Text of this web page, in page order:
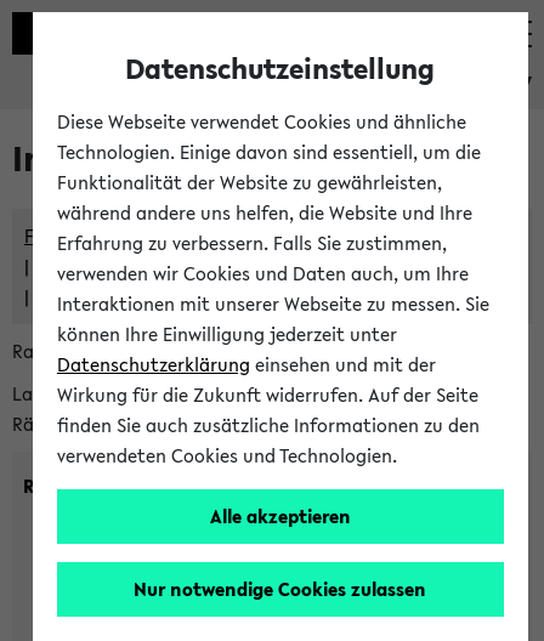
eKVV
Im eKVV verwaltete Räume
Freie Räume und Veranstaltungsüberschneidungen
Raumüberschneidungen
Hinweise der zentralen Raumvergabe
Raumanfragen:
raumvergabe@uni-bielefeld.de
Lassen Sie sich alle Räume anzeigen oder suchen Sie nach
Räumen mit bestimmten Eigenschaften:
Raumkriterien:
max. Plätze:
Datenschutzeinstellung
Diese Webseite verwendet Cookies und ähnliche
Technologien. Einige davon sind essentiell, um die
Funktionalität der Website zu gewährleisten,
während andere uns helfen, die Website und Ihre
Erfahrung zu verbessern. Falls Sie zustimmen,
verwenden wir Cookies und Daten auch, um Ihre
Interaktionen mit unserer Webseite zu messen. Sie
können Ihre Einwilligung jederzeit unter
Datenschutzerklärung einsehen und mit der
Wirkung für die Zukunft widerrufen. Auf der Seite
finden Sie auch zusätzliche Informationen zu den
verwendeten Cookies und Technologien.
Alle akzeptieren
Nur notwendige Cookies zulassen